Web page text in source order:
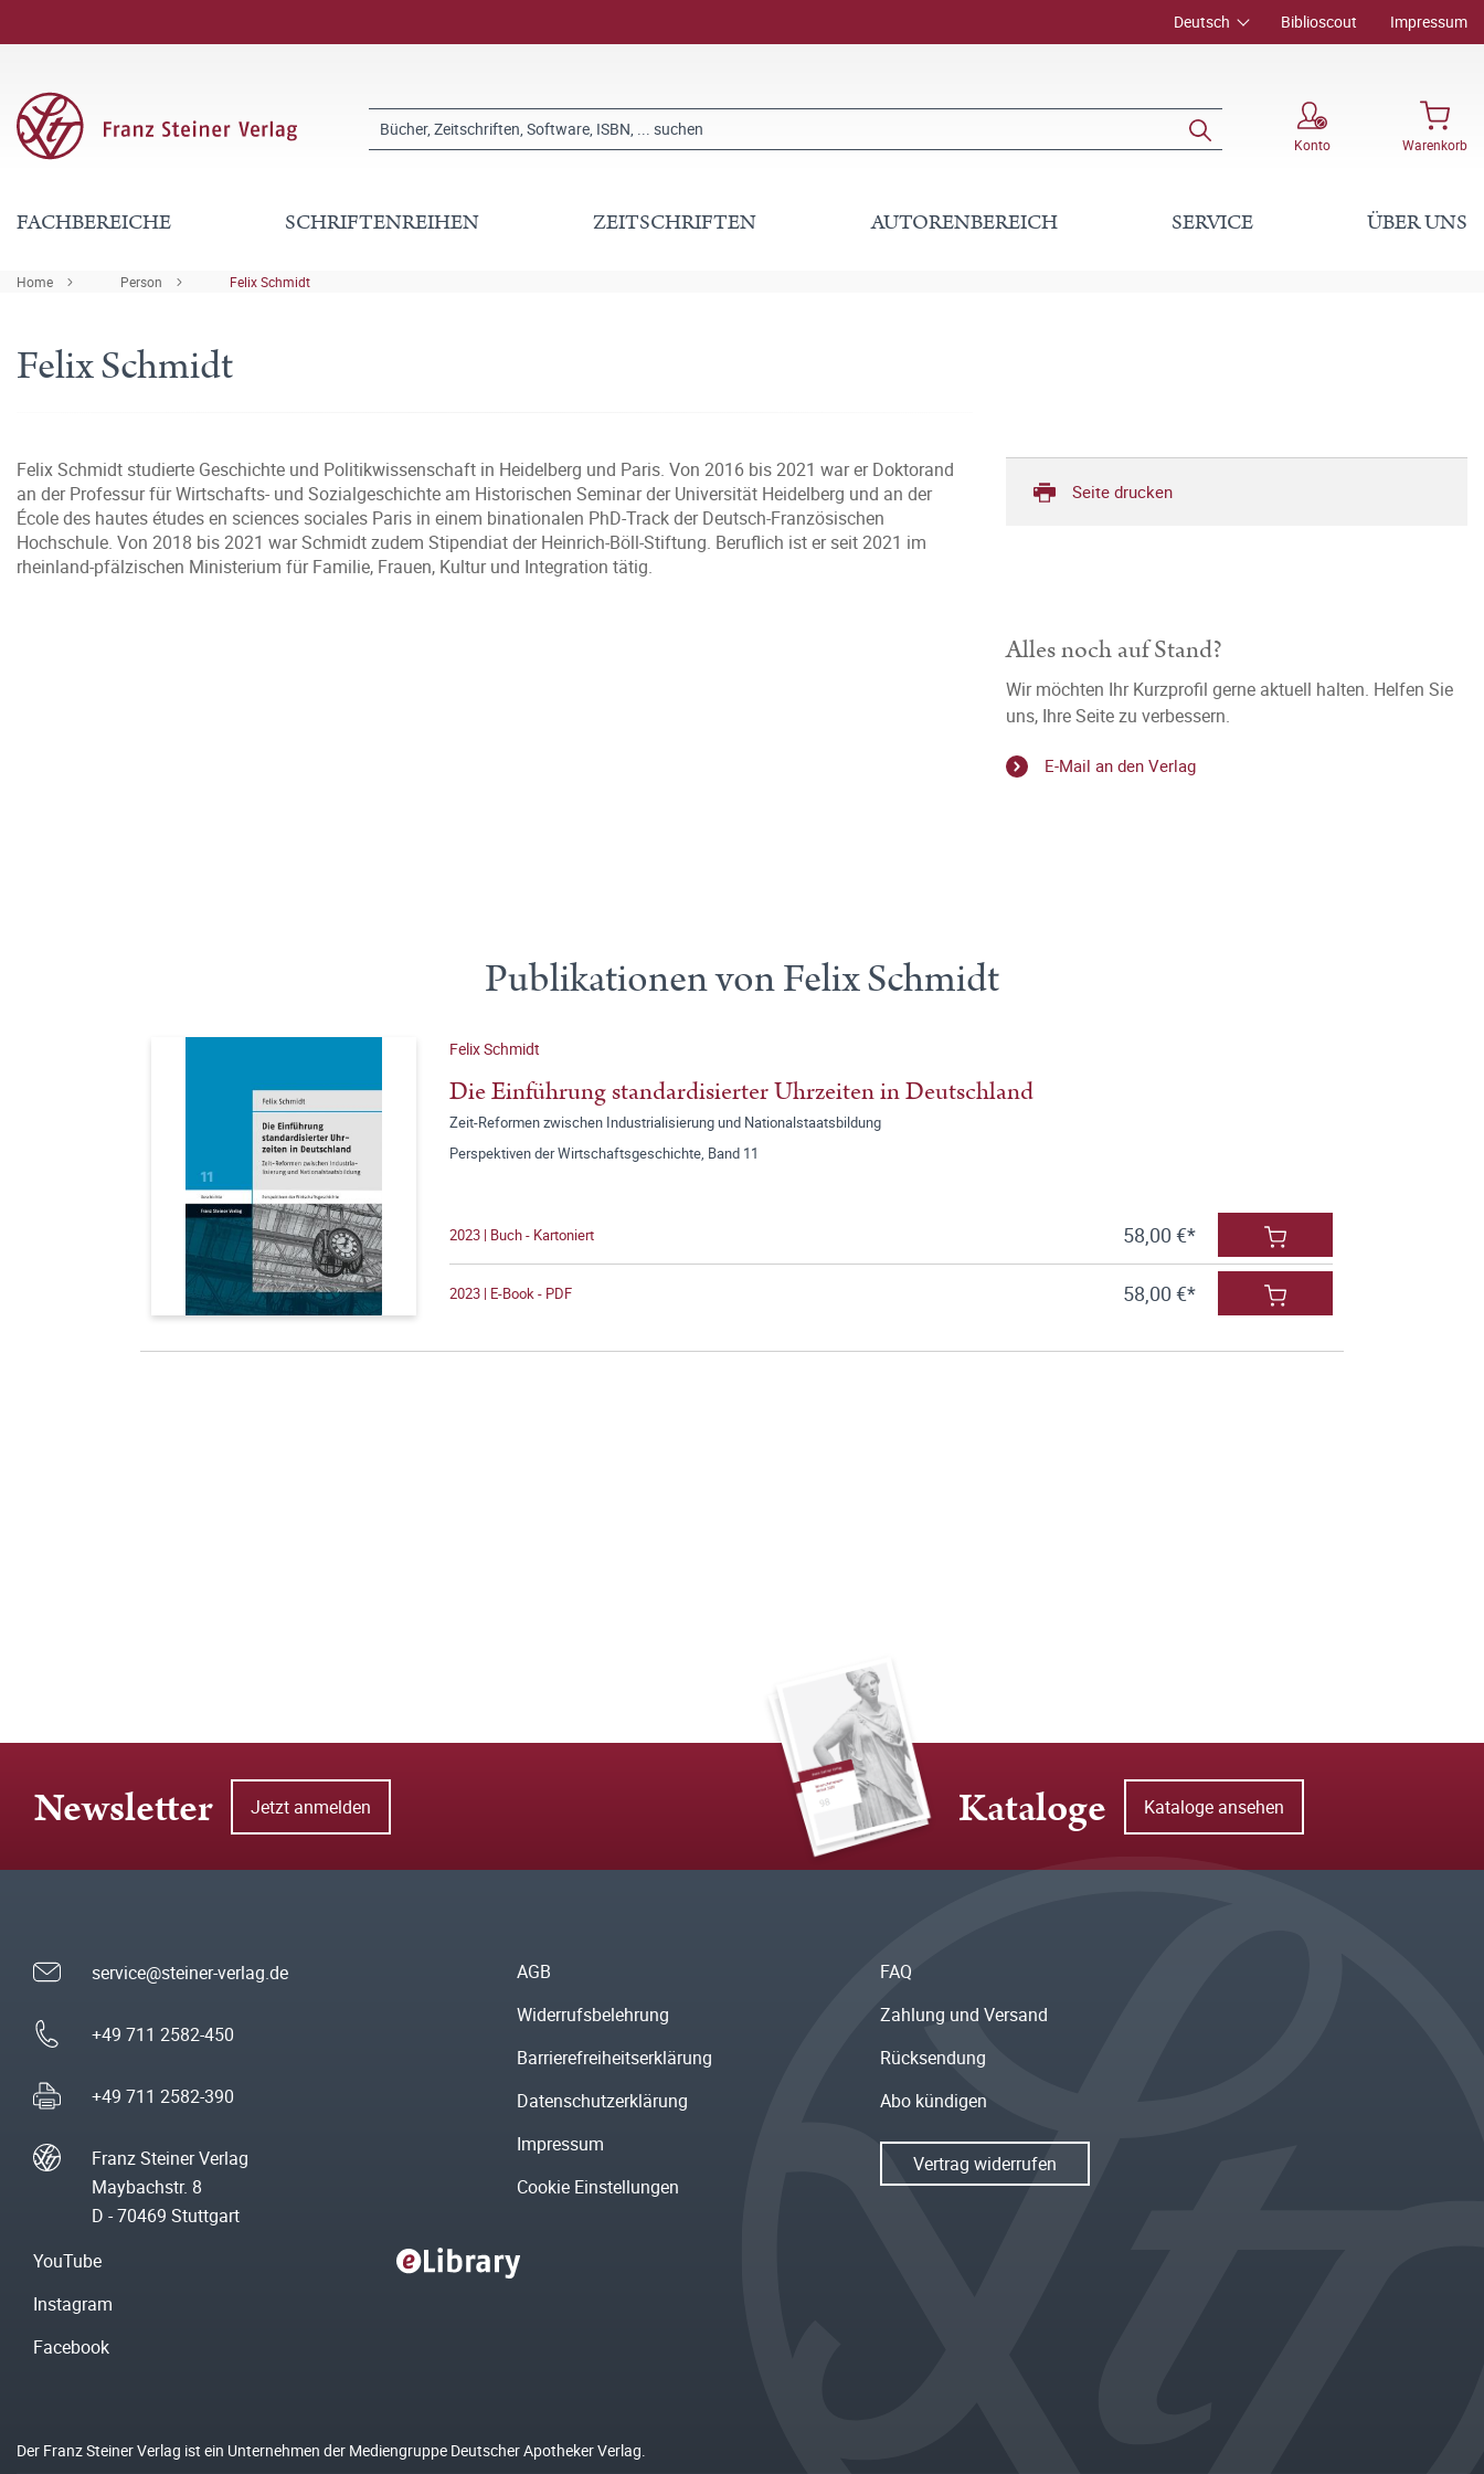
Deutsch Biblioscout Impressum
Konto Warenkorb
FACHBEREICHE SCHRIFTENREIHEN ZEITSCHRIFTEN AUTORENBEREICH SERVICE ÜBER UNS
Home Person Felix Schmidt
Felix Schmidt
Felix Schmidt studierte Geschichte und Politikwissenschaft in Heidelberg und Paris. Von 2016 bis 2021 war er Doktorand
an der Professur für Wirtschafts- und Sozialgeschichte am Historischen Seminar der Universität Heidelberg und an der
École des hautes études en sciences sociales Paris in einem binationalen PhD-Track der Deutsch-Französischen
Hochschule. Von 2018 bis 2021 war Schmidt zudem Stipendiat der Heinrich-Böll-Stiftung. Beruflich ist er seit 2021 im
rheinland-pfälzischen Ministerium für Familie, Frauen, Kultur und Integration tätig.
Seite drucken
Alles noch auf Stand?
Wir möchten Ihr Kurzprofil gerne aktuell halten. Helfen Sie
uns, Ihre Seite zu verbessern.
E-Mail an den Verlag
Publikationen von Felix Schmidt
Felix Schmidt
Die Einführung standardisierter Uhrzeiten in Deutschland
Zeit-Reformen zwischen Industrialisierung und Nationalstaatsbildung
Perspektiven der Wirtschaftsgeschichte, Band 11
2023 | Buch - Kartoniert 58,00 €*
2023 | E-Book - PDF 58,00 €*
Newsletter Jetzt anmelden Kataloge Kataloge ansehen
service@steiner-verlag.de
+49 711 2582-450
+49 711 2582-390
Franz Steiner Verlag
Maybachstr. 8
D - 70469 Stuttgart
AGB
Widerrufsbelehrung
Barrierefreiheitserklärung
Datenschutzerklärung
Impressum
Cookie Einstellungen
FAQ
Zahlung und Versand
Rücksendung
Abo kündigen
Vertrag widerrufen
YouTube
Instagram
Facebook
Der Franz Steiner Verlag ist ein Unternehmen der Mediengruppe Deutscher Apotheker Verlag.